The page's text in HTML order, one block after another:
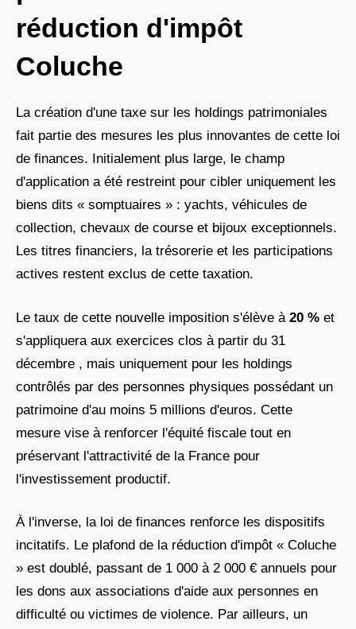
réduction d'impôt
Coluche
La création d'une taxe sur les holdings patrimoniales
fait partie des mesures les plus innovantes de cette loi
de finances. Initialement plus large, le champ
d'application a été restreint pour cibler uniquement les
biens dits « somptuaires » : yachts, véhicules de
collection, chevaux de course et bijoux exceptionnels.
Les titres financiers, la trésorerie et les participations
actives restent exclus de cette taxation.
Le taux de cette nouvelle imposition s'élève à 20 % et
s'appliquera aux exercices clos à partir du 31
décembre , mais uniquement pour les holdings
contrôlés par des personnes physiques possédant un
patrimoine d'au moins 5 millions d'euros. Cette
mesure vise à renforcer l'équité fiscale tout en
préservant l'attractivité de la France pour
l'investissement productif.
À l'inverse, la loi de finances renforce les dispositifs
incitatifs. Le plafond de la réduction d'impôt « Coluche
» est doublé, passant de 1 000 à 2 000 € annuels pour
les dons aux associations d'aide aux personnes en
difficulté ou victimes de violence. Par ailleurs, un